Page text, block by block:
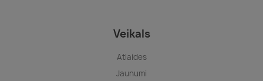
Veikals
Atlaides
Jaunumi